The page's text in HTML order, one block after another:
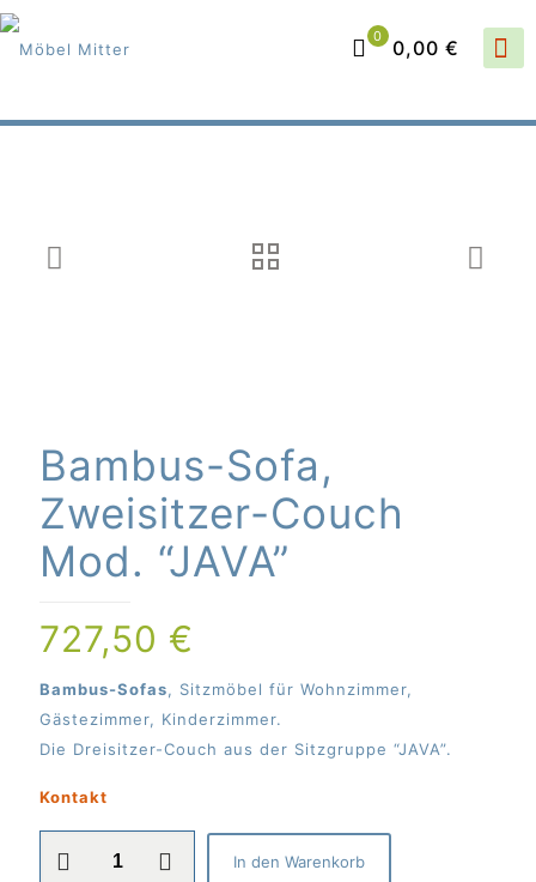
0 0,00 €
Bambus-Sofa,
Zweisitzer-Couch
Mod. “JAVA”
727,50 €
Bambus-Sofas, Sitzmöbel für Wohnzimmer,
Gästezimmer, Kinderzimmer.
Die Dreisitzer-Couch aus der Sitzgruppe “JAVA”.
Kontakt
Sofa,
In den Warenkorb